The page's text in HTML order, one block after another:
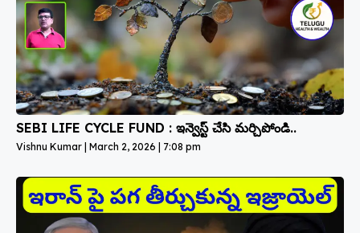
SEBI LIFE CYCLE FUND : ఇన్వెస్ట్ చేసి మర్చిపోండి..
Vishnu Kumar March 2, 2026 7:08 pm